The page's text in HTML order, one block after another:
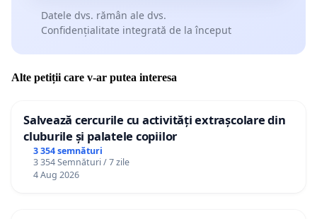
Datele dvs. rămân ale dvs.
Confidențialitate integrată de la început
Alte petiții care v-ar putea interesa
Salvează cercurile cu activități extrașcolare din
cluburile și palatele copiilor
3 354 semnături
3 354 Semnături / 7 zile
4 Aug 2026